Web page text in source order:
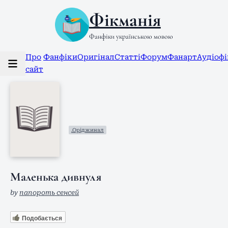
Фікманія
Фанфіки українською мовою
Про
сайт
ФанфікиОригіналСтаттіФорумФанарт
.Оріджинал
Маленька дивнуля
by папороть сенсей
Подобається